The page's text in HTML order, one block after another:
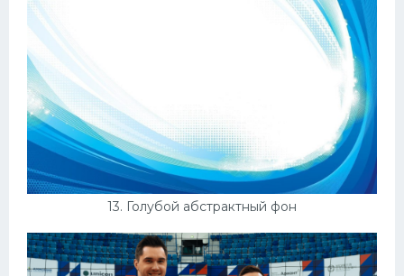
13. Голубой абстрактный фон